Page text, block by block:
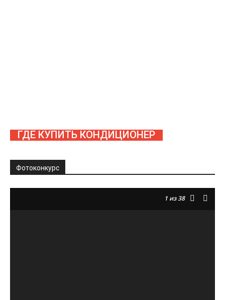
ГДЕ КУПИТЬ КОНДИЦИОНЕР
Фотоконкурс
1 из 38